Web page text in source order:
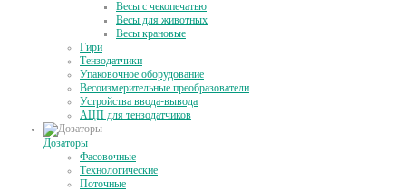
Весы с чекопечатью
Весы для животных
Весы крановые
Гири
Тензодатчики
Упаковочное оборудование
Весоизмерительные преобразователи
Устройства ввода-вывода
АЦП для тензодатчиков
Дозаторы
Фасовочные
Технологические
Поточные